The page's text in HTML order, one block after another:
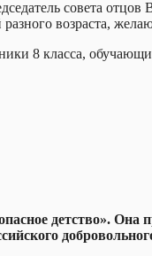
совета
возраста,
8 класса,
детство».